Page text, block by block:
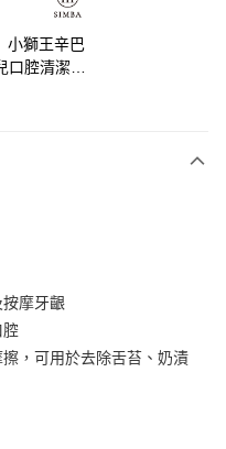
後會自動跳轉到大哥付的交易
繳款截止日，確認付款後即完
後續交易確認頁面所載為準。
審核未通過，訂單將自動取
大哥付你分期系統評分，恕無
」於每月結算日後寄送繳費提
碼／台灣大直營門市／銀行轉
。
儲值。
結帳。
，將跳轉至「AFTEE先享後付」
可完成結帳。
訊。
，可於會員專區綁定中華電信
折抵消費金額 (1點等於1元)。
費
小獅王辛巴
口腔清潔指
摩牙齦
腔
，可用於去除舌苔、奶漬